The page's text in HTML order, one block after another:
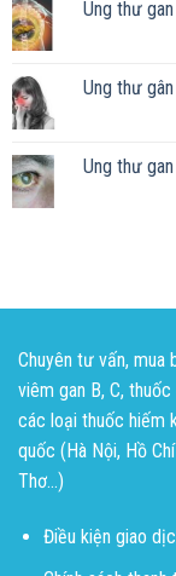
Ung thư
Ung thư
Ung thư
Chuyên tư vấn, mua
viêm gan B, C,
các loại thuốc hiếm
quốc (Hà Nội, Hồ
Thơ...)
Điều kiện giao